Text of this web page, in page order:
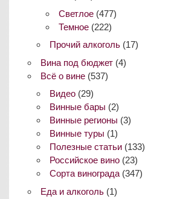
Светлое (477)
Темное (222)
Прочий алкоголь(17)
Вина под бюджет(4)
Всё о вине(537)
Видео(29)
Винные бары (2)
Винные регионы (3)
Винные туры (1)
Полезные статьи(133)
Российское вино(23)
Сорта винограда(347)
Еда и алкоголь(1)